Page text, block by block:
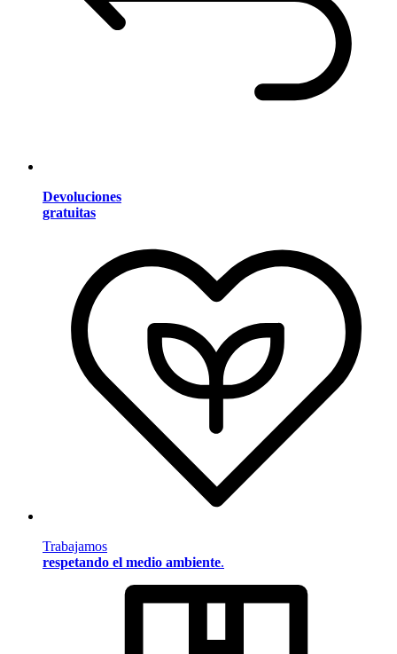
Devoluciones
gratuitas
Trabajamos
respetando el medio ambiente.